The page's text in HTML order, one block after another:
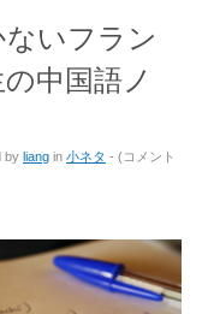
いフラン
中国語ノ
by liang in 小ネタ - (漢
か
な
い
コメント